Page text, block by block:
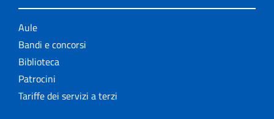
Aule
Bandi e concorsi
Biblioteca
Patrocini
Tariffe dei servizi a terzi